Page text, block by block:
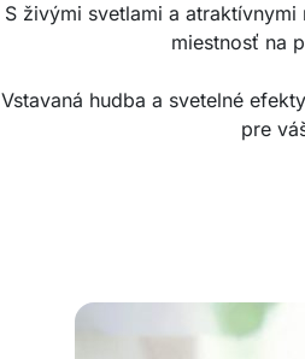
S živými svetlami a
miestnosť na
Vstavaná hudba a svetelné
pre